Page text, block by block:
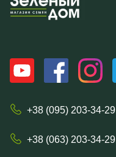
+38 (095) 203-34-29
+38 (063) 203-34-29